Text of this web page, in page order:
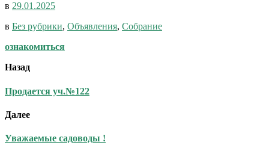
в 29.01.2025
в Без рубрики, Объявления, Собрание
ознакомиться
Назад
Продается уч.№122
Далее
Уважаемые садоводы !